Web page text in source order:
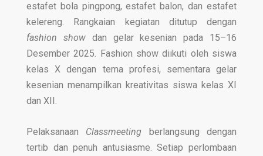
estafet bola pingpong, estafet balon, dan estafet
kelereng. Rangkaian kegiatan ditutup dengan
fashion show dan gelar kesenian pada 15–16
Desember 2025. Fashion show diikuti oleh siswa
kelas X dengan tema profesi, sementara gelar
kesenian menampilkan kreativitas siswa kelas XI
dan XII.
Pelaksanaan Classmeeting berlangsung dengan
tertib dan penuh antusiasme. Setiap perlombaan